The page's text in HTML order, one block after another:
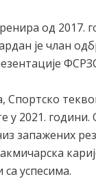
од 2017.
је члан
Спортско
2021. години.
запажених
успесима.